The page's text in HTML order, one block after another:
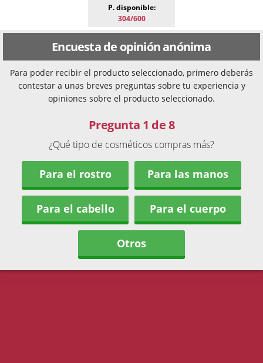
P. disponible:
304/600
Encuesta de opinión anónima
Para poder recibir el producto seleccionado, primero deberás
contestar a unas breves preguntas sobre tu experiencia y
opiniones sobre el producto seleccionado.
Pregunta 1 de 8
¿Qué tipo de cosméticos compras más?
Para el rostro Para las manos
Para el cabello Para el cuerpo
Otros